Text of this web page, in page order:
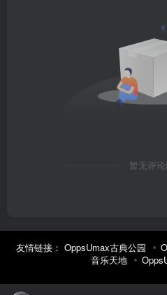
暂无评
友情链接： OppsUmax古典公园
音乐天地